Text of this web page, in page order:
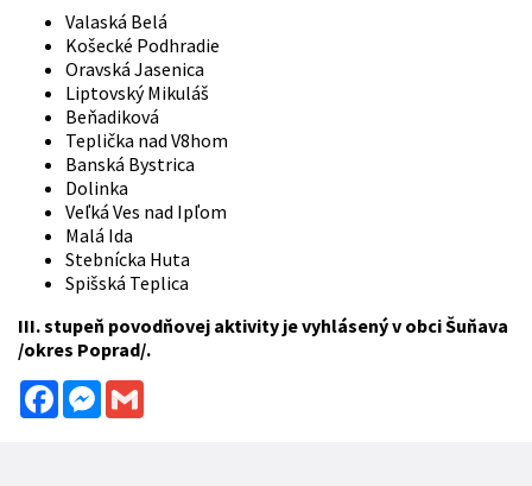
Valaská Belá
Košecké Podhradie
Oravská Jasenica
Liptovský Mikuláš
Beňadiková
Teplička nad V8hom
Banská Bystrica
Dolinka
Veľká Ves nad Ipľom
Malá Ida
Stebnícka Huta
Spišská Teplica
III. stupeň povodňovej aktivity je vyhlásený v obci Šuňava
/okres Poprad/.
FacebookMessenger